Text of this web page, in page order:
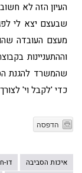
העיון הזה לא
שבעצם יצא לי
מעצם העובדה שהם
וההתעניינות
שהמשרד להגנת
כדי 'לקבל וי'
הדפסה
איכות הסביבה דו-